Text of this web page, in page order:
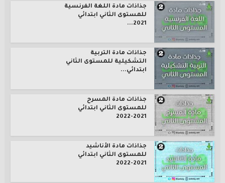
جذاذات مادة اللغة الفرنسية
للمستوى الثاني ابتدائي
2021...
جذاذات مادة التربية
التشكيلية للمستوى الثاني
ابتدائي...
جذاذات مادة المسرح
للمستوى الثاني ابتدائي
2021-2022
جذاذات مادة الأناشيد
للمستوى الثاني ابتدائي
2021-2022